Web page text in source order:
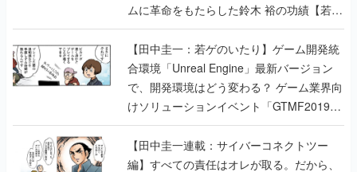
ムに革命をもたらした鈴木 裕の功績【若ゲ
のいたり】
【田中圭一：若ゲのいたり】ゲーム開発統
合環境「Unreal Engine」最新バージョン
で、開発環境はどう変わる？ ゲーム業界向
けソリューションイベント「GTMF2019」
に行って、より理解を深めよう【PR】
【田中圭一連載：サイバーコネクトツー
編】すべての責任はオレが取る。だから、